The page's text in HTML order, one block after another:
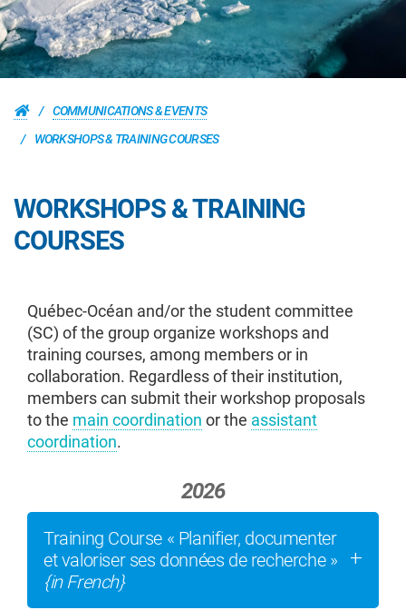
COMMUNICATIONS & EVENTS
WORKSHOPS & TRAINING COURSES
WORKSHOPS & TRAINING
COURSES
Québec-Océan and/or the student committee
(SC) of the group organize workshops and
training courses, among members or in
collaboration. Regardless of their institution,
members can submit their workshop proposals
to the main coordination or the assistant
coordination.
2026
Training Course « Planifier, documenter
et valoriser ses données de recherche »
{in French}